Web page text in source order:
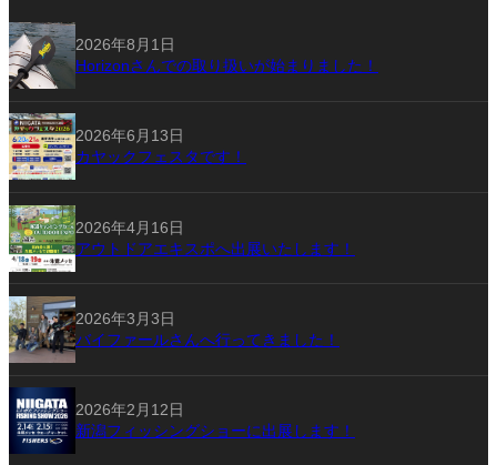
2026年8月1日
Horizonさんでの取り扱いが始まりました！
2026年6月13日
カヤックフェスタです！
2026年4月16日
アウトドアエキスポへ出展いたします！
2026年3月3日
バイファールさんへ行ってきました！
2026年2月12日
新潟フィッシングショーに出展します！